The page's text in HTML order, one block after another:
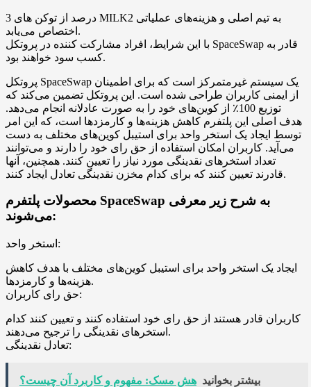
3 درصد از توکن های MILK2 به تیم اصلی و هزینه‌های عملیاتی
اختصاص می‌یابد.
با این شرایط، افراد مشارکت کننده در پروتکل SpaceSwap قادر به
کسب سود خواهند بود.
پروتکل SpaceSwap یک سیستم غیرمتمرکز است که برای اطمینان
از ایمنی کاربران طراحی شده است. این پروتکل تضمین می‌کند که
توزیع 100٪ از کوین‌های خود را به صورت عادلانه انجام می‌دهد.
هدف اصلی این پلتفرم کاهش هزینه‌ها و کارمزدها است، که این امر
توسط ایجاد یک استخر واحد برای استیبل کوین‌های مختلف به دست
می‌آید. کاربران امکان استفاده از حق رای خود را دارند و می‌توانند
تعداد استخرهای نقدینگی مورد نیاز را تعیین کنند. همچنین، آنها
قادرند تعیین کنند که برای کدام مخزن نقدینگی تعادل ایجاد کنند.
محصولات پلتفرم SpaceSwap به شرح زیر معرفی
می‌شوند:
استخر واحد:
ایجاد یک استخر واحد برای استیبل کوین‌های مختلف با هدف کاهش
هزینه‌ها و کارمزدها.
حق رای کاربران:
کاربران قادر هستند از حق رای خود استفاده کنند و تعیین کنند کدام
استخرهای نقدینگی را ترجیح می‌دهند.
تعادل نقدینگی:
بیشتر بخوانید هش مسک: مفهوم و کاربرد آن چیست؟